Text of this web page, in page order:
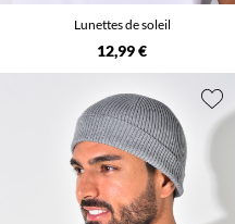
Lunettes de soleil
12,99 €